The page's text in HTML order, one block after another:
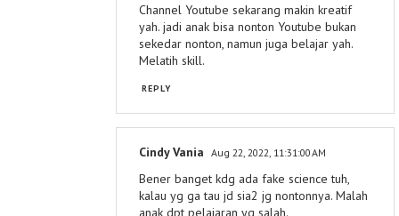
Channel Youtube sekarang makin kreatif
yah. jadi anak bisa nonton Youtube bukan
sekedar nonton, namun juga belajar yah.
Melatih skill.
REPLY
Cindy Vania Aug 22, 2022, 11:31:00 AM
Bener banget kdg ada fake science tuh,
kalau yg ga tau jd sia2 jg nontonnya. Malah
anak dpt pelajaran yg salah.